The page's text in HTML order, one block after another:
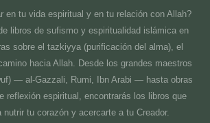
en tu vida espiritual y en tu relación con Allah?
libros de sufismo y espiritualidad islámica en
sobre el tazkiyya (purificación del alma), el
hacia Allah. Desde los grandes maestros
— al-Gazzali, Rumi, Ibn Arabi — hasta obras
reflexión espiritual, encontrarás los libros que
nutrir tu corazón y acercarte a tu Creador.